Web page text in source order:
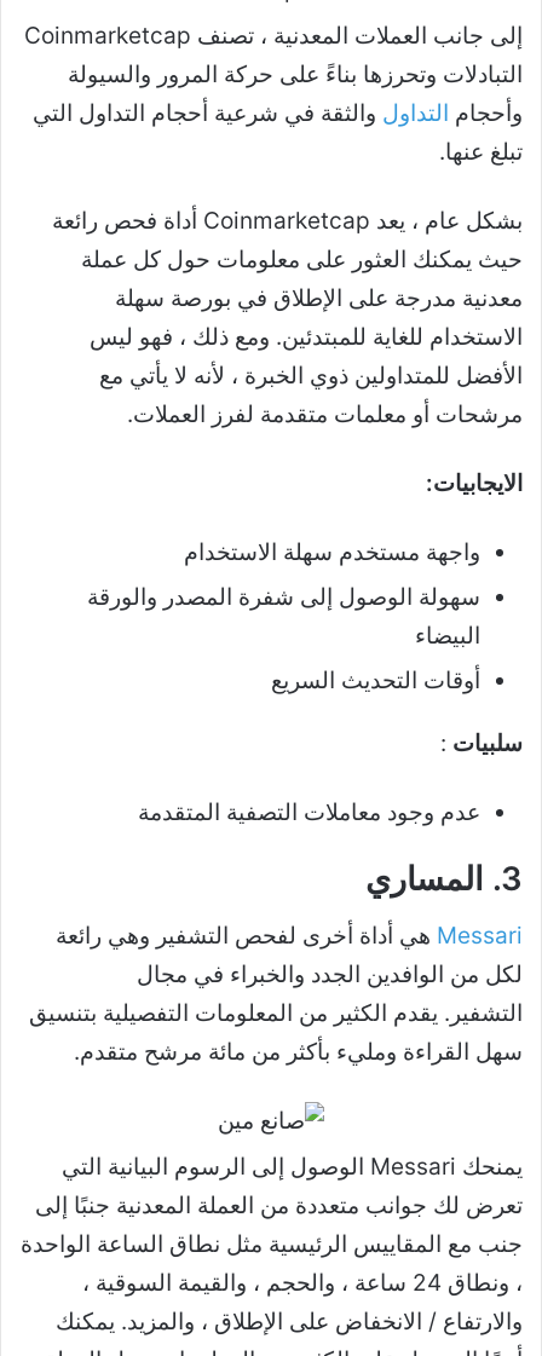
إلى جانب العملات المعدنية ، تصنف Coinmarketcap
التبادلات وتحرزها بناءً على حركة المرور والسيولة
وأحجام التداول والثقة في شرعية أحجام التداول التي
تبلغ عنها.
بشكل عام ، يعد Coinmarketcap أداة فحص رائعة
حيث يمكنك العثور على معلومات حول كل عملة
معدنية مدرجة على الإطلاق في بورصة سهلة
الاستخدام للغاية للمبتدئين. ومع ذلك ، فهو ليس
الأفضل للمتداولين ذوي الخبرة ، لأنه لا يأتي مع
مرشحات أو معلمات متقدمة لفرز العملات.
الايجابيات:
واجهة مستخدم سهلة الاستخدام
سهولة الوصول إلى شفرة المصدر والورقة
البيضاء
أوقات التحديث السريع
سلبيات :
عدم وجود معاملات التصفية المتقدمة
3. المساري
Messari هي أداة أخرى لفحص التشفير وهي رائعة
لكل من الوافدين الجدد والخبراء في مجال
التشفير. يقدم الكثير من المعلومات التفصيلية بتنسيق
سهل القراءة ومليء بأكثر من مائة مرشح متقدم.
يمنحك Messari الوصول إلى الرسوم البيانية التي
تعرض لك جوانب متعددة من العملة المعدنية جنبًا إلى
جنب مع المقاييس الرئيسية مثل نطاق الساعة الواحدة
، ونطاق 24 ساعة ، والحجم ، والقيمة السوقية ،
والارتفاع / الانخفاض على الإطلاق ، والمزيد. يمكنك